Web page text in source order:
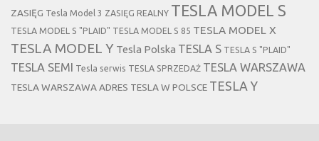
ZASIĘG Tesla Model 3 ZASIĘG REALNY TESLA MODEL S
TESLA MODEL S "PLAID" TESLA MODEL S 85 TESLA MODEL X
TESLA MODEL Y Tesla Polska TESLA S TESLA S "PLAID"
TESLA SEMI Tesla serwis TESLA SPRZEDAŻ TESLA WARSZAWA
TESLA WARSZAWA ADRES TESLA W POLSCE TESLA Y